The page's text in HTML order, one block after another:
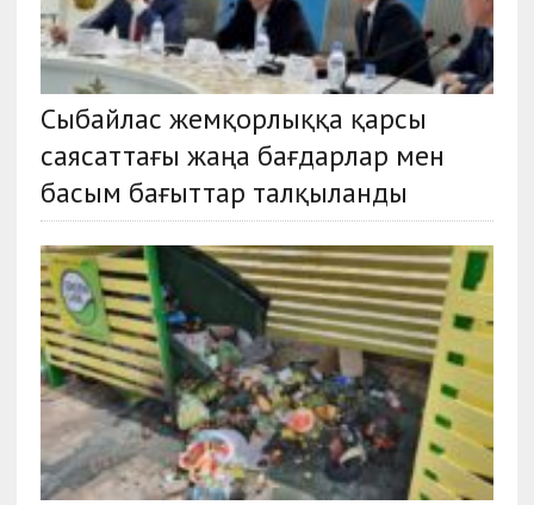
Сыбайлас жемқорлыққа қарсы
саясаттағы жаңа бағдарлар мен
басым бағыттар талқыланды